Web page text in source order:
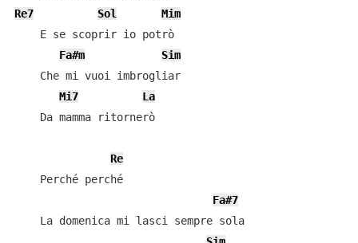
Re7
Sol
Mim
    E se scoprir io potrò
Fa#m
Sim
    Che mi vuoi imbrogliar
Mi7
La
    Da mamma ritornerò
Re
    Perché perché
Fa#7
    La domenica mi lasci sempre sola